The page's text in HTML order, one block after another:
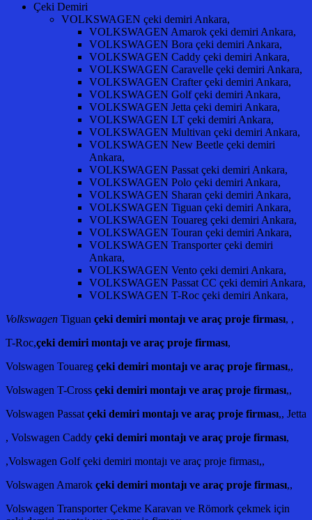
Çeki Demiri
VOLKSWAGEN çeki demiri Ankara,
VOLKSWAGEN Amarok çeki demiri Ankara,
VOLKSWAGEN Bora çeki demiri Ankara,
VOLKSWAGEN Caddy çeki demiri Ankara,
VOLKSWAGEN Caravelle çeki demiri Ankara,
VOLKSWAGEN Crafter çeki demiri Ankara,
VOLKSWAGEN Golf çeki demiri Ankara,
VOLKSWAGEN Jetta çeki demiri Ankara,
VOLKSWAGEN LT çeki demiri Ankara,
VOLKSWAGEN Multivan çeki demiri Ankara,
VOLKSWAGEN New Beetle çeki demiri
Ankara,
VOLKSWAGEN Passat çeki demiri Ankara,
VOLKSWAGEN Polo çeki demiri Ankara,
VOLKSWAGEN Sharan çeki demiri Ankara,
VOLKSWAGEN Tiguan çeki demiri Ankara,
VOLKSWAGEN Touareg çeki demiri Ankara,
VOLKSWAGEN Touran çeki demiri Ankara,
VOLKSWAGEN Transporter çeki demiri
Ankara,
VOLKSWAGEN Vento çeki demiri Ankara,
VOLKSWAGEN Passat CC çeki demiri Ankara,
VOLKSWAGEN T-Roc çeki demiri Ankara,
Volkswagen Tiguan çeki demiri montajı ve araç proje firması, ,
T-Roc,çeki demiri montajı ve araç proje firması,
Volswagen Touareg çeki demiri montajı ve araç proje firması,,
Volswagen T-Cross çeki demiri montajı ve araç proje firması,,
Volswagen Passatçeki demiri montajı ve araç proje firması,, Jetta
, Volswagen Caddy çeki demiri montajı ve araç proje firması,
,Volswagen Golf çeki demiri montajı ve araç proje firması,,
Volswagen Amarok çeki demiri montajı ve araç proje firması,,
Volswagen Transporter Çekme Karavan ve Römork çekmek için